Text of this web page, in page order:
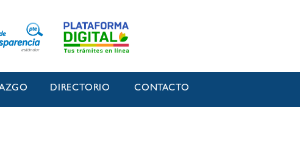
DIRECTORIO CONTACTO